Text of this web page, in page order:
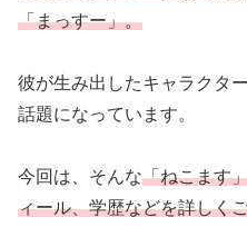
「まっすー」。
彼が生み出したキャラクタ
話題になっています。
今回は、そんな「ねこます
ィール、学歴などを詳しく